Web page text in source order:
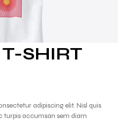
SHIRT
adipiscing elit. Nisl quis
turpis accumsan sem diam